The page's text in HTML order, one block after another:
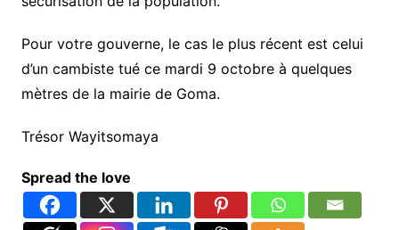
Pour votre gouverne, le cas le plus récent est celui
d’un cambiste tué ce mardi 9 octobre à quelques
mètres de la mairie de Goma.
Trésor Wayitsomaya
Spread the love